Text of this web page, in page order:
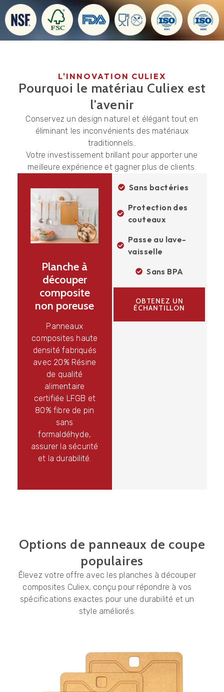
L'INNOVATION CULIEX
Pourquoi le matériau Culiex est
l'avenir
Conservez un design naturel et élégant tout en
éliminant les inconvénients des matériaux
traditionnels..
Votre investissement brillant pour apporter une
meilleure expérience et gagner plus de clients.
Planche à
découper
composite
non poreuse
Panneaux
composites haute
densité fabriqués
avec 20% Résine
de qualité
alimentaire
certifiée LFGB et
80% fibre de pin
sans
formaldéhyde,
assurer la sécurité
et la durabilité.
Sans bactéries
Protection des
couteaux
Passe au lave-
vaisselle
Sans BPA
OBTENEZ UN
ÉCHANTILLON
Options de panneaux de coupe
populaires
Élevez votre offre avec les planches à découper
composites Culiex, conçu pour répondre à vos
spécifications exactes pour une durabilité et un
style améliorés.